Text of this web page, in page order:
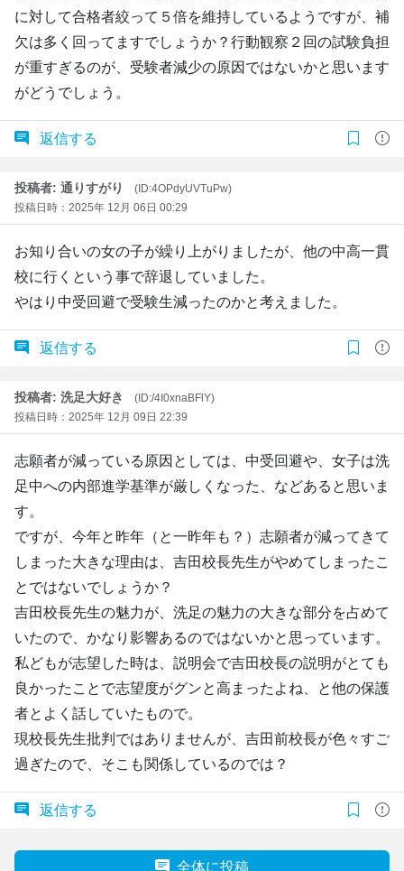
に対して合格者絞って５倍を維持しているようですが、補
欠は多く回ってますでしょうか？行動観察２回の試験負担
が重すぎるのが、受験者減少の原因ではないかと思います
がどうでしょう。
返信する
投稿者: 通りすがり
(ID:4OPdyUVTuPw)
投稿日時：2025年 12月 06日 00:29
お知り合いの女の子が繰り上がりましたが、他の中高一貫
校に行くという事で辞退していました。
やはり中受回避で受験生減ったのかと考えました。
返信する
投稿者: 洗足大好き
(ID:/4I0xnaBFlY)
投稿日時：2025年 12月 09日 22:39
志願者が減っている原因としては、中受回避や、女子は洗
足中への内部進学基準が厳しくなった、などあると思いま
す。
ですが、今年と昨年（と一昨年も？）志願者が減ってきて
しまった大きな理由は、吉田校長先生がやめてしまったこ
とではないでしょうか？
吉田校長先生の魅力が、洗足の魅力の大きな部分を占めて
いたので、かなり影響あるのではないかと思っています。
私どもが志望した時は、説明会で吉田校長の説明がとても
良かったことで志望度がグンと高まったよね、と他の保護
者とよく話していたもので。
現校長先生批判ではありませんが、吉田前校長が色々すご
過ぎたので、そこも関係しているのでは？
返信する
全体に投稿